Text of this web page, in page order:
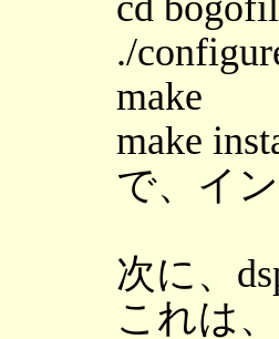
./
make
make
で、イ
次に、
これは、